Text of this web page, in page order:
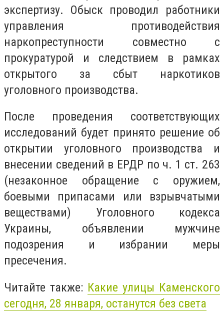
экспертизу. Обыск проводил работники
управления противодействия
наркопреступности совместно с
прокуратурой и следствием в рамках
открытого за сбыт наркотиков
уголовного производства.
После проведения соответствующих
исследований будет принято решение об
открытии уголовного производства и
внесении сведений в ЕРДР по ч. 1 ст. 263
(незаконное обращение с оружием,
боевыми припасами или взрывчатыми
веществами) Уголовного кодекса
Украины, объявлении мужчине
подозрения и избрании меры
пресечения.
Читайте также: Какие улицы Каменского
сегодня, 28 января, останутся без света